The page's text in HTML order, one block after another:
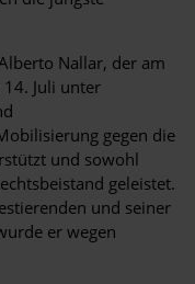
Nallar, der am
Juli unter
gegen die
und sowohl
geleistet.
und seiner
er wegen